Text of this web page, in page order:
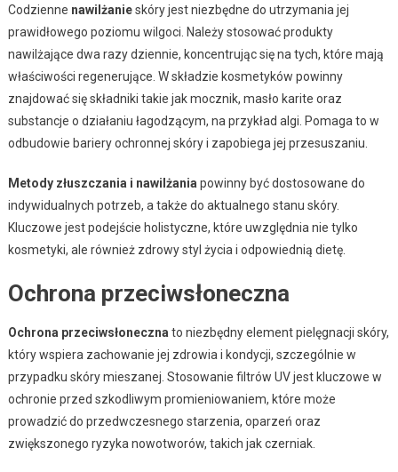
Codzienne nawilżanieskóry jest niezbędne do utrzymania jej
prawidłowego poziomu wilgoci. Należy stosować produkty
nawilżające dwa razy dziennie, koncentrując się na tych, które mają
właściwości regenerujące. W składzie kosmetyków powinny
znajdować się składniki takie jak mocznik, masło karite oraz
substancje o działaniu łagodzącym, na przykład algi. Pomaga to w
odbudowie bariery ochronnej skóry i zapobiega jej przesuszaniu.
Metody złuszczania i nawilżania powinny być dostosowane do
indywidualnych potrzeb, a także do aktualnego stanu skóry.
Kluczowe jest podejście holistyczne, które uwzględnia nie tylko
kosmetyki, ale również zdrowy styl życia i odpowiednią dietę.
Ochrona przeciwsłoneczna
Ochrona przeciwsłoneczna to niezbędny element pielęgnacji skóry,
który wspiera zachowanie jej zdrowia i kondycji, szczególnie w
przypadku skóry mieszanej. Stosowanie filtrów UV jest kluczowe w
ochronie przed szkodliwym promieniowaniem, które może
prowadzić do przedwczesnego starzenia, oparzeń oraz
zwiększonego ryzyka nowotworów, takich jak czerniak.